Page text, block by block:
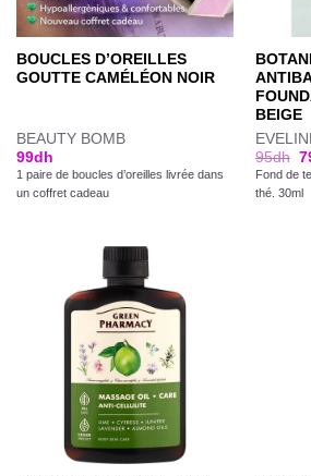
BOUCLES D’OREILLES
GOUTTE CAMÉLÉON NOIR
BEAUTY BOMB
99dh
1 paire de boucles d’oreilles livrée dans
un coffret cadeau
BEIGE
95dh
Fond de
thé. 30ml